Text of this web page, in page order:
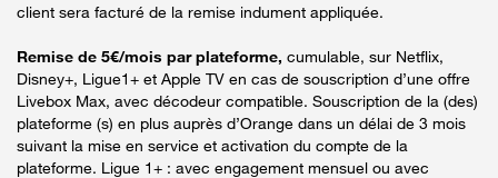
client sera facturé de la remise indument appliquée.
Remise de 5€/mois par plateforme, cumulable, sur Netflix,
Disney+, Ligue1+ et Apple TV en cas de souscription d’une offre
Livebox Max, avec décodeur compatible. Souscription de la (des)
plateforme (s) en plus auprès d’Orange dans un délai de 3 mois
suivant la mise en service et activation du compte de la
plateforme. Ligue 1+ : avec engagement mensuel ou avec